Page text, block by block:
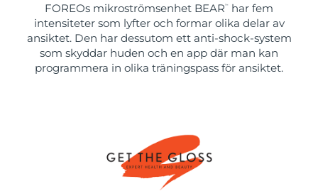
FOREOs mikroströmsenhet BEAR ™
har fem
intensiteter som lyfter och formar olika delar av
ansiktet. Den har dessutom ett anti-shock-system
som skyddar huden och en app där man kan
programmera in olika träningspass för ansiktet.